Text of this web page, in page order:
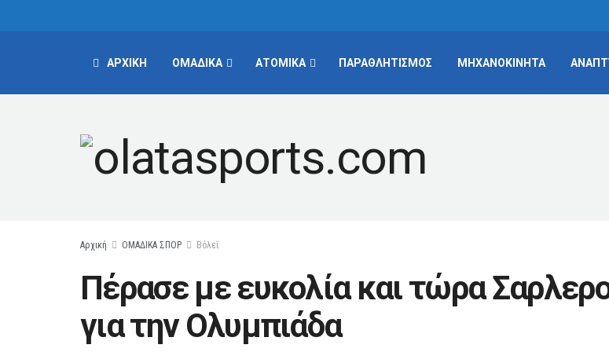
ΑΡΧΙΚΗ ΟΜΑΔΙΚΑ ΑΤΟΜΙΚΑ ΠΑΡΑΘΛΗΤΙΣΜΟΣ ΜΗΧΑΝΟΚΙΝΗΤΑ
Αρχική ΟΜΑΔΙΚΑ ΣΠΟΡ Βόλεϊ
Πέρασε με ευκολία και τώρα
για την Ολυμπιάδα